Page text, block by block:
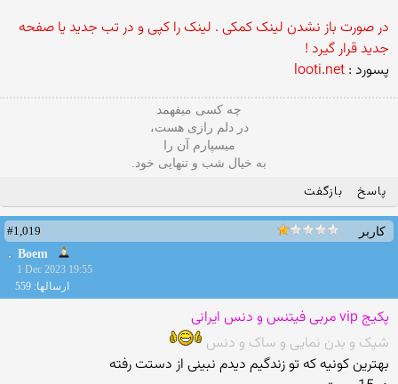
در صورت باز نشدن لینک کمکی . لینک را کپی و در تب جدید یا صفحه
جدید قرار گیرد !
پسورد : looti.net
چه کسی میفهمد
در دلم رازی هست،
میسپارم آن را
به خیال شب و تنهایی خود.
پاسخ بازگفت
کاربر
#1,019
Boem
1 Dec 2023 19:55
ارسالها: 559
پکیج vip مربی فیتنس و دنس ایرانی
شیک و بدن نمایی و ساک و دنس
بهترین کونیه که تو زندگیم دیدم نبینی از دستت رفته